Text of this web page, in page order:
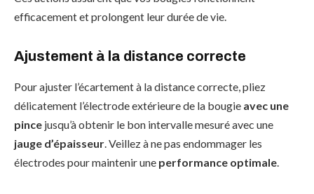
efficacement et prolongent leur durée de vie.
Ajustement à la distance correcte
Pour ajuster l’écartement à la distance correcte, pliez
délicatement l’électrode extérieure de la bougie avec une
pince jusqu’à obtenir le bon intervalle mesuré avec une
jauge d’épaisseur. Veillez à ne pas endommager les
électrodes pour maintenir une performance optimale.